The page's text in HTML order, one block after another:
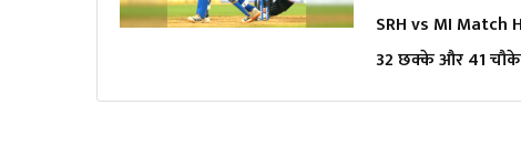
SRH vs MI Match
32 छक्के और 41 चौके,